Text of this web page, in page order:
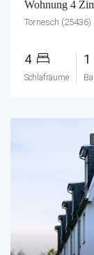
Wohnung 4
Tornesch (25436)
4
Schlafräume
1